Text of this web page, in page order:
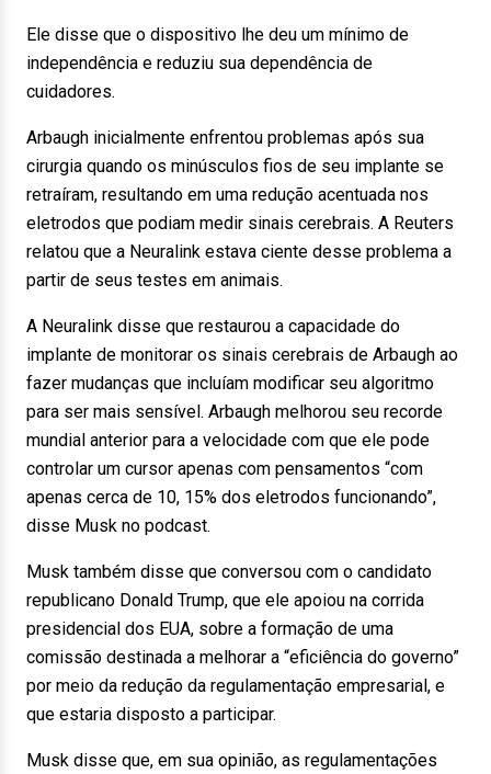
Ele disse que o dispositivo lhe deu um mínimo de
independência e reduziu sua dependência de
cuidadores.
Arbaugh inicialmente enfrentou problemas após sua
cirurgia quando os minúsculos fios de seu implante se
retraíram, resultando em uma redução acentuada nos
eletrodos que podiam medir sinais cerebrais. A Reuters
relatou que a Neuralink estava ciente desse problema a
partir de seus testes em animais.
A Neuralink disse que restaurou a capacidade do
implante de monitorar os sinais cerebrais de Arbaugh ao
fazer mudanças que incluíam modificar seu algoritmo
para ser mais sensível. Arbaugh melhorou seu recorde
mundial anterior para a velocidade com que ele pode
controlar um cursor apenas com pensamentos “com
apenas cerca de 10, 15% dos eletrodos funcionando”,
disse Musk no podcast.
Musk também disse que conversou com o candidato
republicano Donald Trump, que ele apoiou na corrida
presidencial dos EUA, sobre a formação de uma
comissão destinada a melhorar a “eficiência do governo”
por meio da redução da regulamentação empresarial, e
que estaria disposto a participar.
Musk disse que, em sua opinião, as regulamentações